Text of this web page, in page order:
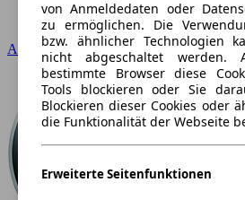
Audi
von Anmeldedaten oder
zu ermöglichen. Die
bzw. ähnlicher Technologien
nicht abgeschaltet werden.
bestimmte Browser diese
Tools blockieren oder Sie
Blockieren dieser Cookies oder
die Funktionalität der Webseite
Erweiterte Seitenfunktionen